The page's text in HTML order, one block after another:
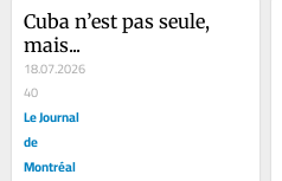
Cuba n’est pas seule,
mais...
18.07.2026
40
Le Journal
de
Montréal